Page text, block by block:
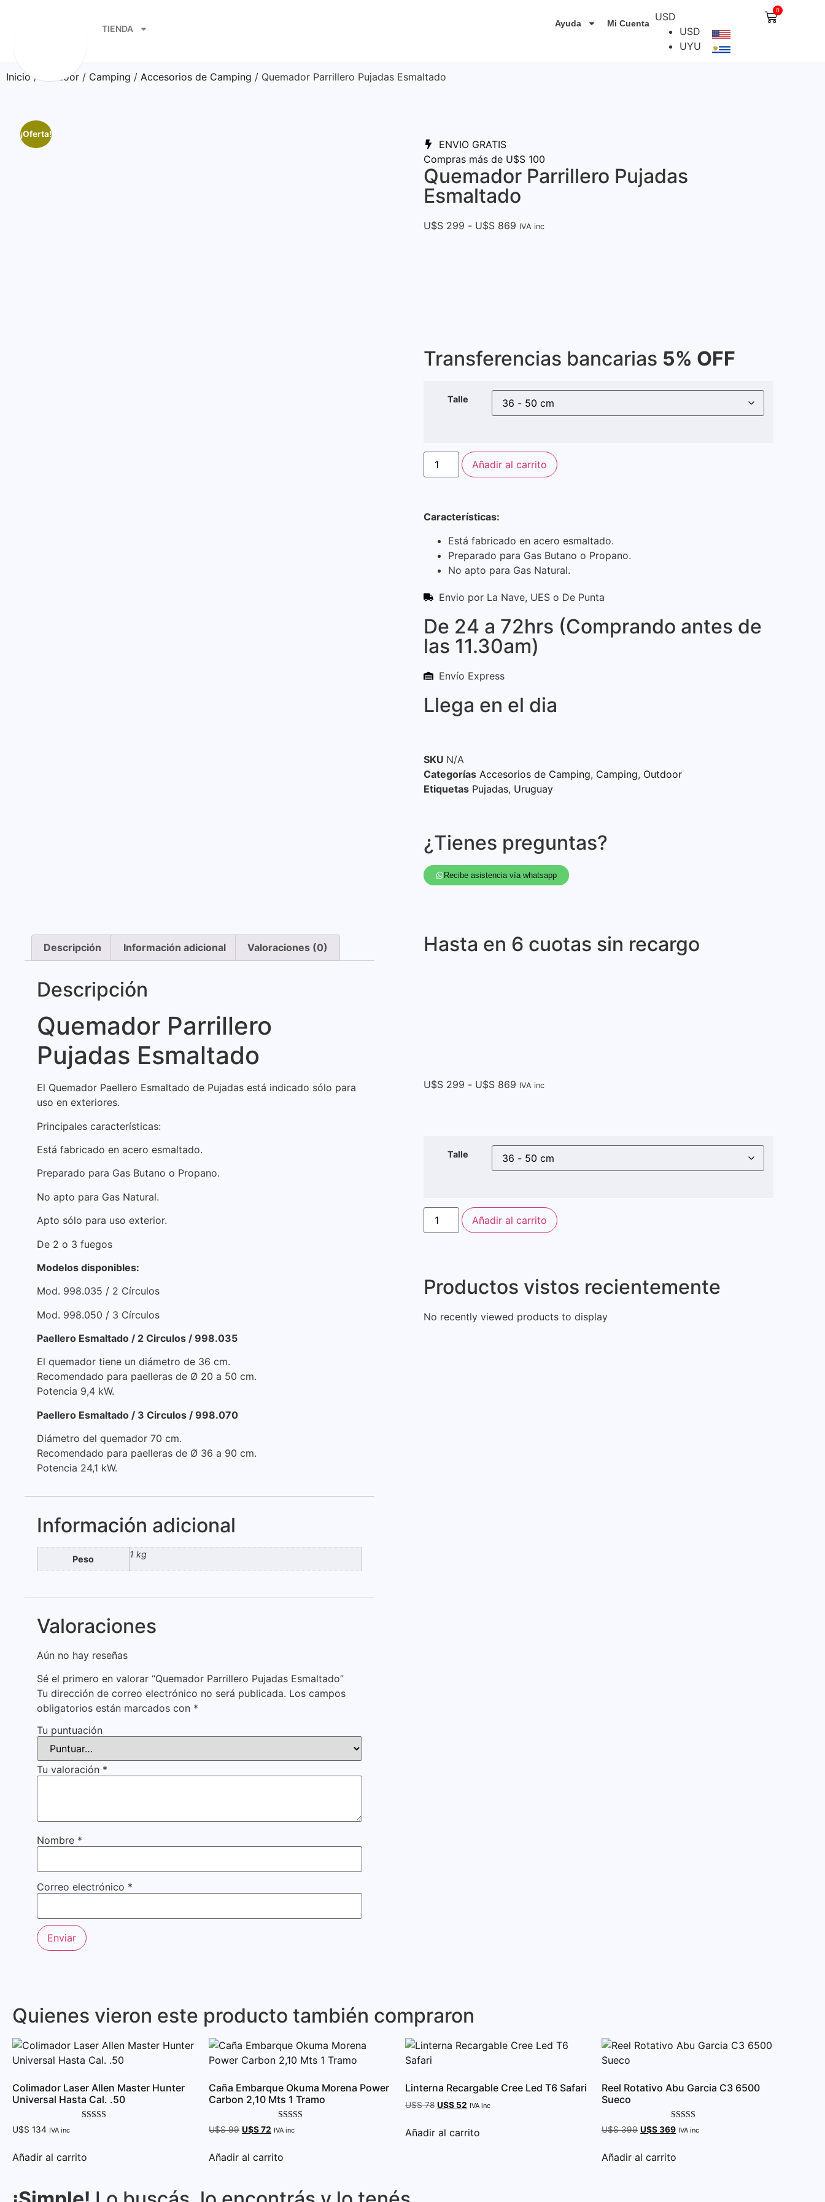
TIENDA Ayuda Mi Cuenta
USD
USD
UYU
0
Inicio/ Outdoor / Camping / Accesorios de Camping / Quemador Parrillero Pujadas Esmaltado
¡Oferta!
ENVIO GRATIS
Compras más de U$S 100
Quemador Parrillero Pujadas
Esmaltado
U$S 299 - U$S 869 IVA inc
Transferencias bancarias 5% OFF
Talle
Añadir al carrito
Características:
Está fabricado en acero esmaltado.
Preparado para Gas Butano o Propano.
No apto para Gas Natural.
Envio por La Nave, UES o De Punta
De 24 a 72hrs (Comprando antes de
las 11.30am)
Envío Express
Llega en el dia
SKU N/A
Categorías Accesorios de Camping, Camping, Outdoor
Etiquetas Pujadas, Uruguay
¿Tienes preguntas?
Recibe asistencia vía whatsapp
Descripción Información adicional Valoraciones (0)
Descripción
Quemador Parrillero
Pujadas Esmaltado
El Quemador Paellero Esmaltado de Pujadas está indicado sólo para
uso en exteriores.
Principales características:
Está fabricado en acero esmaltado.
Preparado para Gas Butano o Propano.
No apto para Gas Natural.
Apto sólo para uso exterior.
De 2 o 3 fuegos
Modelos disponibles:
Mod. 998.035 / 2 Círculos
Mod. 998.050 / 3 Círculos
Paellero Esmaltado / 2 Circulos / 998.035
El quemador tiene un diámetro de 36 cm.
Recomendado para paelleras de Ø 20 a 50 cm.
Potencia 9,4 kW.
Paellero Esmaltado / 3 Circulos / 998.070
Diámetro del quemador 70 cm.
Recomendado para paelleras de Ø 36 a 90 cm.
Potencia 24,1 kW.
Información adicional
Peso 1 kg
Valoraciones
Aún no hay reseñas
Sé el primero en valorar “Quemador Parrillero Pujadas Esmaltado”
Tu dirección de correo electrónico no será publicada. Los campos
obligatorios están marcados con *
Tu puntuación
Tu valoración *
Nombre *
Correo electrónico *
Hasta en 6 cuotas sin recargo
U$S 299 - U$S 869 IVA inc
Talle
Añadir al carrito
Productos vistos recientemente
No recently viewed products to display
Quienes vieron este producto también compraron
Colimador Laser Allen Master Hunter
Universal Hasta Cal. .50
U$S 134 IVA inc
Añadir al carrito
Caña Embarque Okuma Morena Power
Carbon 2,10 Mts 1 Tramo
Valorado con
5.00
U$S99 U$S72 IVA inc
Añadir al carrito
Linterna Recargable Cree Led T6 Safari
U$S78 U$S 52 IVA inc
Añadir al carrito
Reel Rotativo Abu Garcia C3 6500
Sueco
Valorado con
5.00
U$S399 U$S369 IVA inc
Añadir al carrito